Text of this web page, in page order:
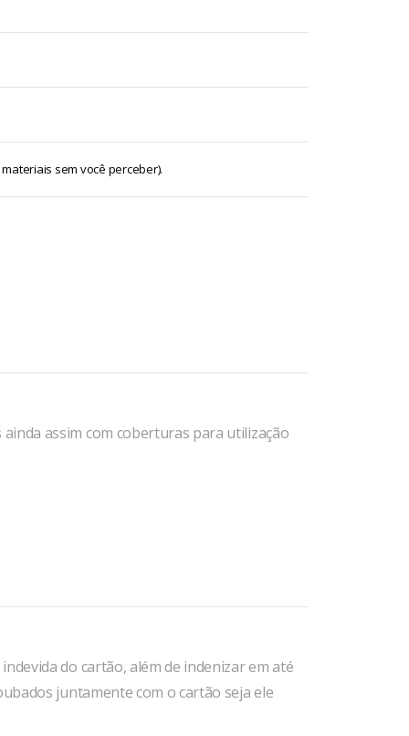
sem você perceber).
assim com coberturas para utilização
do cartão, além de indenizar em até
juntamente com o cartão seja ele